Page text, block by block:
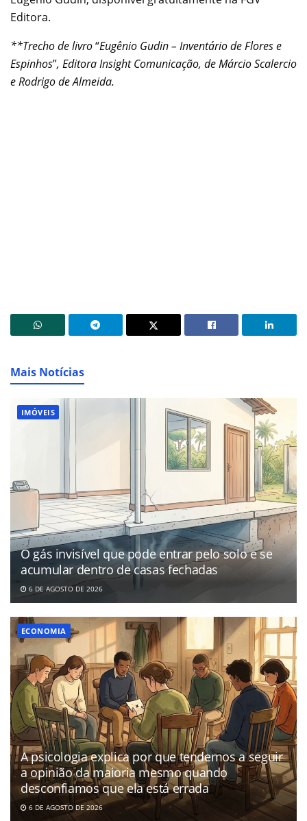
Editora.
**Trecho de livro“Eugênio Gudin – Inventário de Flores e
Espinhos”, Editora Insight Comunicação, de Márcio Scalercio
e Rodrigo de Almeida.
Mais Notícias
IMÓVEIS
O gás invisível que pode entrar pelo solo e se
acumular dentro de casas fechadas
6 DE AGOSTO DE 2026
ECONOMIA
A psicologia explica por que tendemos a seguir
a opinião da maioria mesmo quando
desconfiamos que ela está errada
6 DE AGOSTO DE 2026